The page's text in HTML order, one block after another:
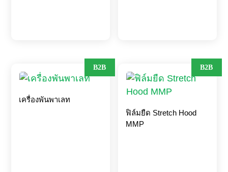
B2B
เครื่องพันพาเลท
B2B
ฟิล์มยืด Stretch Hood
MMP